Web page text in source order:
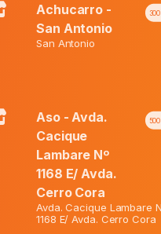
Achucarro -
San Antonio
300
San Antonio
Aso - Avda.
Cacique
Lambare Nº
1168 E/ Avda.
Cerro Cora
500
Avda. Cacique Lambare
1168 E/ Avda. Cerro Cora